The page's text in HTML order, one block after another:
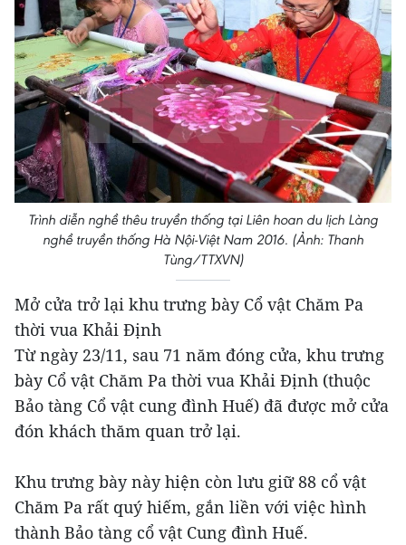
Trình diễn nghề thêu truyền thống tại Liên hoan du lịch Làng
nghề truyền thống Hà Nội-Việt Nam 2016. (Ảnh: Thanh
Tùng/TTXVN)
Mở cửa trở lại khu trưng bày Cổ vật Chăm Pa
thời vua Khải Định
Từ ngày 23/11, sau 71 năm đóng cửa, khu trưng
bày Cổ vật Chăm Pa thời vua Khải Định (thuộc
Bảo tàng Cổ vật cung đình Huế) đã được mở cửa
đón khách thăm quan trở lại.
Khu trưng bày này hiện còn lưu giữ 88 cổ vật
Chăm Pa rất quý hiếm, gắn liền với việc hình
thành Bảo tàng cổ vật Cung đình Huế.